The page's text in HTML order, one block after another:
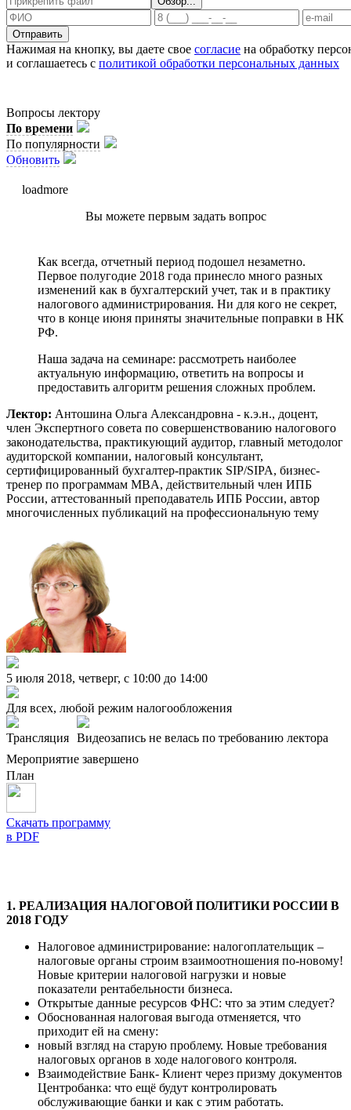
Отправить
Нажимая на кнопку, вы даете свое согласие на обработку
и соглашаетесь с политикой обработки персональных данных
Вопросы лектору
По времени
По популярности
Обновить
loadmore
Вы можете первым задать вопрос
Как всегда, отчетный период подошел незаметно.
Первое полугодие 2018 года принесло много разных
изменений как в бухгалтерский учет, так и в практику
налогового администрирования. Ни для кого не секрет,
что в конце июня приняты значительные поправки в НК
РФ.
Наша задача на семинаре: рассмотреть наиболее
актуальную информацию, ответить на вопросы и
предоставить алгоритм решения сложных проблем.
Лектор: Антошина Ольга Александровна - к.э.н., доцент,
член Экспертного совета по совершенствованию налогового
законодательства, практикующий аудитор, главный методолог
аудиторской компании, налоговый консультант,
сертифицированный бухгалтер-практик SIP/SIPA, бизнес-
тренер по программам МBА, действительный член ИПБ
России, аттестованный преподаватель ИПБ России, автор
многочисленных публикаций на профессиональную тему
5 июля 2018, четверг, c 10:00 до 14:00
Для всех, любой режим налогообложения
Трансляция Видеозапись не велась по требованию лектора
Мероприятие завершено
План
Скачать программу
в PDF
1. РЕАЛИЗАЦИЯ НАЛОГОВОЙ ПОЛИТИКИ РОССИИ В
2018 ГОДУ
Налоговое администрирование: налогоплательщик –
налоговые органы строим взаимоотношения по-новому!
Новые критерии налоговой нагрузки и новые
показатели рентабельности бизнеса.
Открытые данные ресурсов ФНС: что за этим следует?
Обоснованная налоговая выгода отменяется, что
приходит ей на смену:
новый взгляд на старую проблему. Новые требования
налоговых органов в ходе налогового контроля.
Взаимодействие Банк- Клиент через призму документов
Центробанка: что ещё будут контролировать
обслуживающие банки и как с этим работать.